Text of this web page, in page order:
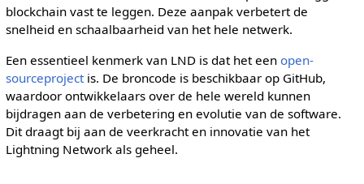
blockchain vast te leggen. Deze aanpak verbetert de
snelheid en schaalbaarheid van het hele netwerk.
Een essentieel kenmerk van LND is dat het een open-
sourceprojectis. De broncode is beschikbaar op GitHub,
waardoor ontwikkelaars over de hele wereld kunnen
bijdragen aan de verbetering en evolutie van de software.
Dit draagt bij aan de veerkracht en innovatie van het
Lightning Network als geheel.